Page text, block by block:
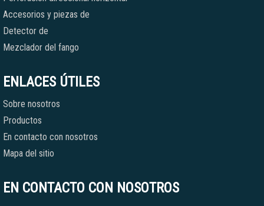
Accesorios y piezas de
Detector de
Mezclador del fango
ENLACES ÚTILES
Sobre nosotros
Productos
En contacto con nosotros
Mapa del sitio
EN CONTACTO CON NOSOTROS